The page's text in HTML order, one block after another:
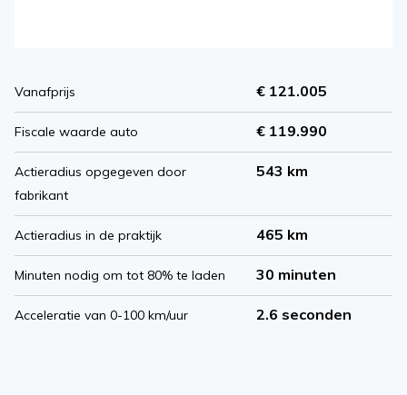
Vanafprijs € 121.005
Fiscale waarde auto € 119.990
Actieradius opgegeven door
fabrikant
543 km
Actieradius in de praktijk 465 km
Minuten nodig om tot 80% te laden 30 minuten
Acceleratie van 0-100 km/uur 2.6 seconden